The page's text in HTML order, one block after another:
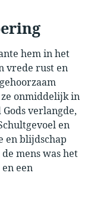
hem in het
vrede rust en
onmiddelijk in
verlangde,
en
en blijdschap
mens was het
een